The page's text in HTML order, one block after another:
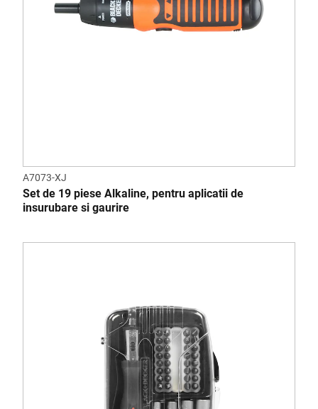
A7073-XJ
Set de 19 piese Alkaline, pentru aplicatii de
insurubare si gaurire